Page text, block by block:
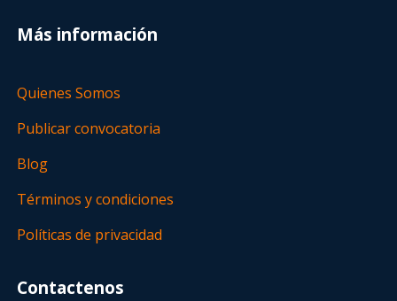
Más información
Quienes Somos
Publicar convocatoria
Blog
Términos y condiciones
Políticas de privacidad
Contactenos